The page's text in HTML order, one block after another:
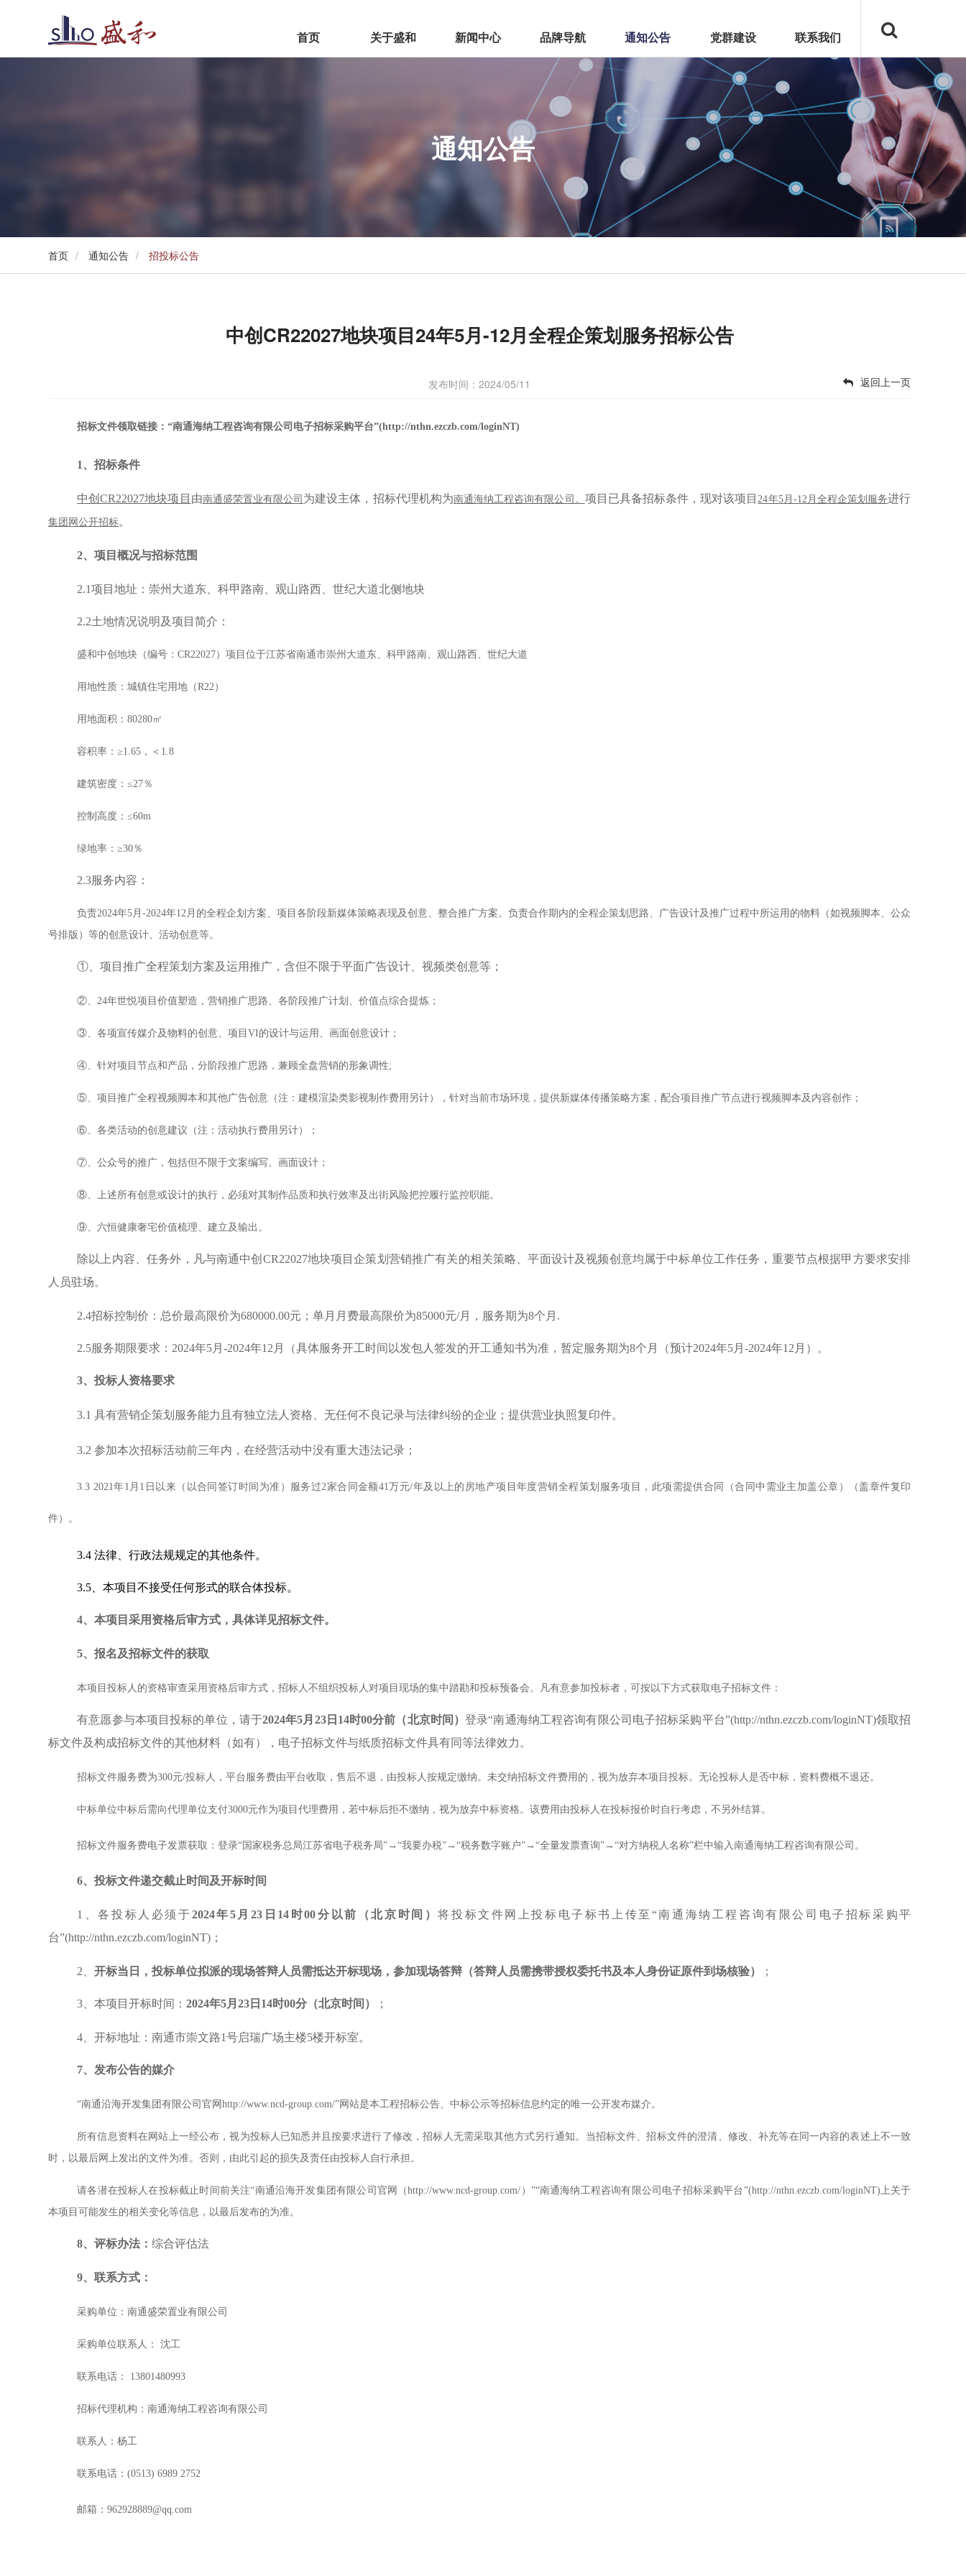
首页 关于盛和 新闻中心 品牌导航
盛和湾上文华 启东翰林府
通知公告 党群建设 联系我们
通知公告
首页 / 通知公告 / 招投标公告
中创CR22027地块项目24年5月-12月全程企策划服务招标公告
发布时间：2024/05/11 返回上一页
招标文件领取链接：“南通海纳工程咨询有限公司电子招标采购平台”(http://nthn.ezczb.com/loginNT)
1、招标条件
中创CR22027地块项目 由南通盛荣置业有限公司 为建设主体，招标代理机构为南通海纳工程咨询有限公司。 项目已具备招标条件，现对该项目 24年5月-12月全程企策划服务进行
集团网公开招标。
2、项目概况与招标范围
2.1项目地址：崇州大道东、科甲路南、观山路西、世纪大道北侧地块
2.2土地情况说明及项目简介：
盛和中创地块（编号：CR22027）项目位于江苏省南通市崇州大道东、科甲路南、观山路西、世纪大道
用地性质：城镇住宅用地（R22）
用地面积：80280㎡
容积率：≥1.65，＜1.8
建筑密度：≤27％
控制高度：≤60m
绿地率：≥30％
2.3服务内容：
负责2024年5月-2024年12月的全程企划方案、项目各阶段新媒体策略表现及创意、整合推广方案。负责合作期内的全程企策划思路、广告设计及推广过程中所运用的物料（如视频脚本、公众
号排版）等的创意设计、活动创意等。
①、项 ⽬推广全程策划方案及运用推广，含但不限于平面广告设计、视频类创意等；
②、24年世悦项目价值塑造，营销推广思路、各阶段推广计划、价值点综合提炼；
③、各项宣传媒介及物料的创意、项目VI的设计与运用、画面创意设计；
④、针对项目节点和产品，分阶段推广思路，兼顾全盘营销的形象调性;
⑤、项目推广全程视频脚本和其他广告创意（注：建模渲染类影视制作费用另计），针对当前市场环境，提供新媒体传播策略方案，配合项目推广节点进行视频脚本及内容创作；
⑥、各类活动的创意建议（注：活动执行费用另计）；
⑦、公众号的推广，包括但不限于文案编写、画面设计；
⑧、上述所有创意或设计的执行，必须对其制作品质和执行效率及出街风险把控履行监控职能。
⑨、六恒健康奢宅价值梳理、建立及输出。
除以上内容、任务外，凡与南通中创CR22027地块项目企策划营销推广有关的相关策略、平面设计及视频创意均属于中标单位工作任务，重要节点根据甲方要求安排
⼈ 员驻场。
2.4招标控制价：总价最高限价为680000.00元；单月月费最高限价为85000元/月，服务期为8个月.
2.5服务期限要求：2024年5月-2024年12月（具体服务开工时间以发包人签发的开工通知书为准，暂定服务期为8个月（预计2024年5月-2024年12月）。
3、投标人资格要求
3.1 具有营销企策划服务能力且有独立法人资格、无任何不良记录与法律纠纷的企业；提供营业执照复印件。
3.2 参加本次招标活动前三年内，在经营活动中没有重大违法记录；
3.3 2021年1月1日以来（以合同签订时间为准）服务过2家合同金额41万元/年及以上的房地产项目年度营销全程策划服务项目，此项需提供合同（合同中需业主加盖公章）（盖章件复印
件）。
3.4 法律、行政法规规定的其他条件。
3.5、本项目不接受任何形式的联合体投标。
4、本项目采用资格后审方式，具体详见招标文件。
5、报名及招标文件的获取
本项目投标人的资格审查采用资格后审方式，招标人不组织投标人对项目现场的集中踏勘和投标预备会。凡有意参加投标者，可按以下方式获取电子招标文件：
有意愿参与本项目投标的单位，请于2024年5月23日14时00分前 （北京时间）登录“南通海纳工程咨询有限公司电子招标采购平台”(http://nthn.ezczb.com/loginNT)领取招
标文件及构成招标文件的其他材料（如有），电子招标文件与纸质招标文件具有同等法律效力。
招标文件服务费为300元/投标人，平台服务费由平台收取，售后不退，由投标人按规定缴纳。未交纳招标文件费用的，视为放弃本项目投标。无论投标人是否中标，资料费概不退还。
中标单位中标后需向代理单位支付3000元作为项目代理费用，若中标后拒不缴纳，视为放弃中标资格。该费用由投标人在投标报价时自行考虑，不另外结算。
招标文件服务费电子发票获取：登录“国家税务总局江苏省电子税务局”→“我要办税”→“税务数字账户”→“全量发票查询”→“对方纳税人名称”栏中输入南通海纳工程咨询有限公司。
6、投标文件递交截止时间及开标时间
1、各投标人必须于2024年5月23日14时00分 以前（北京时间）将投标文件网上投标电子标书上传至“南通海纳工程咨询有限公司电子招标采购平
台”(http://nthn.ezczb.com/loginNT)；
2、开标当日，投标单位拟派的现场答辩人员需抵达开标现场，参加现场答辩（答辩人员需携带授权委托书及本人身份证原件到场核验） ；
3、本项目开标时间：2024年5月23日14时00分 （北京时间） ；
4、开标地址：南通市崇文路1号启瑞广场主楼5楼开标室。
7、发布公告的媒介
“南通沿海开发集团有限公司官网http://www.ncd-group.com/”网站是本工程招标公告、中标公示等招标信息约定的唯一公开发布媒介。
所有信息资料在网站上一经公布，视为投标人已知悉并且按要求进行了修改，招标人无需采取其他方式另行通知。当招标文件、招标文件的澄清、修改、补充等在同一内容的表述上不一致
时，以最后网上发出的文件为准。否则，由此引起的损失及责任由投标人自行承担。
请各潜在投标人在投标截止时间前关注“南通沿海开发集团有限公司官网（http://www.ncd-group.com/）”“南通海纳工程咨询有限公司电子招标采购平台”(http://nthn.ezczb.com/loginNT)上关于
本项目可能发生的相关变化等信息，以最后发布的为准。
8、评标办法：综合评估法
9、联系方式：
采购单位：南通盛荣置业有限公司
采购单位联系人： 沈工
联系电话： 13801480993
招标代理机构：南通海纳工程咨询有限公司
联系人：杨工
联系电话：(0513) 6989 2752
邮箱：962928889@qq.com